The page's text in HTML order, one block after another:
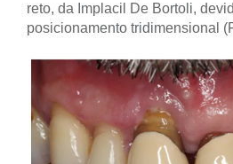
reto, da Implacil De Bortoli,
posicionamento tridimensional